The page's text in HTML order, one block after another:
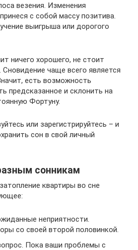
везения. Изменения
с собой массу позитива.
выигрыша или дорогого
ничего хорошего, не стоит
чаще всего является
есть возможность
предсказанное и склонить на
Фортуну.
или зарегистрируйтесь – и
сон в свой личный
сонникам
квартиры во сне
неприятности.
со своей второй половинкой.
Пока ваши проблемы с